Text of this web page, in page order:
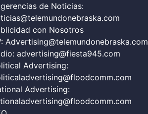
de Noticias:
con Nosotros
Advertising@telemundonebraska.com
advertising@fiesta945.com
Advertising:
Advertising: